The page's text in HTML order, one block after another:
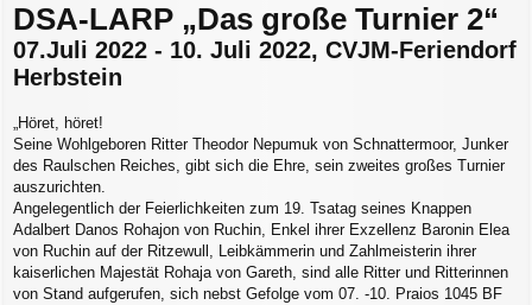
i
t
r
a
g
DSA-LARP „Das große Turnier 2“
07.Juli 2022 - 10. Juli 2022, CVJM-Feriendorf
Herbstein
„Höret, höret!
Seine Wohlgeboren Ritter Theodor Nepumuk von Schnattermoor, Junker
des Raulschen Reiches, gibt sich die Ehre, sein zweites großes Turnier
auszurichten.
Angelegentlich der Feierlichkeiten zum 19. Tsatag seines Knappen
Adalbert Danos Rohajon von Ruchin, Enkel ihrer Exzellenz Baronin Elea
von Ruchin auf der Ritzewull, Leibkämmerin und Zahlmeisterin ihrer
kaiserlichen Majestät Rohaja von Gareth, sind alle Ritter und Ritterinnen
von Stand aufgerufen, sich nebst Gefolge vom 07. -10. Praios 1045 BF